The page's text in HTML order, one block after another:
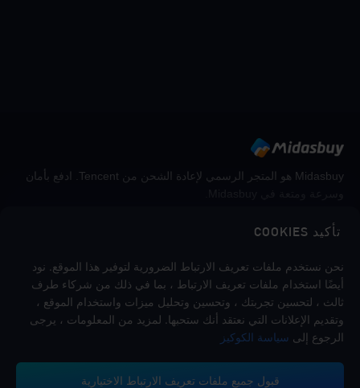
تأكيد COOKIES
نحن نستخدم ملفات تعريف الارتباط الضرورية لتوفير هذا الموقع. نود
أيضًا استخدام ملفات تعريف الارتباط ، بما في ذلك من شركاء طرف
ثالث ، لتحسين تجربتك ، وتحسين وتحليل ميزات واستخدام الموقع ،
وتقديم الإعلانات التي نعتقد أنك ستحبها. لمزيد من المعلومات ، يرجى
الرجوع إلى سياسة الكوكيز
قبول جميع ملفات تعريف الارتباط الاختيارية
Midasbuy هو المتجر الرسمي لإعادة الشحن من Tencent. ادفع بأمان